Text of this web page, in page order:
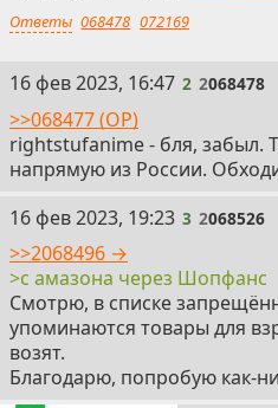
Ответы 068478 072169
2
16 фев 2023, 16:47 2 2068478
>>068477 (OP)
rightstufanime - бля, забыл.
напрямую из России.
3
16 фев 2023, 19:23 3 2068526
>>2068496 →
>с амазона через Шопфанс
Смотрю, в списке
упоминаются товары для
возят.
Благодарю, попробую как-